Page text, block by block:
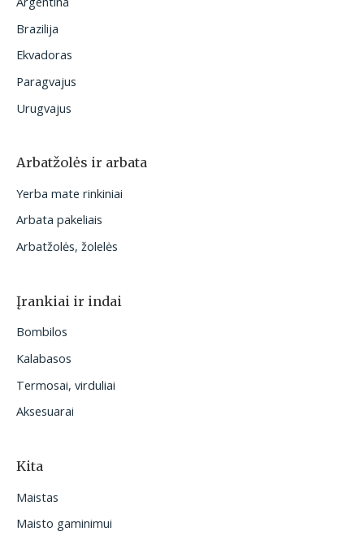
Brazilija
Ekvadoras
Paragvajus
Urugvajus
Arbatžolės ir arbata
Yerba mate rinkiniai
Arbata pakeliais
Arbatžolės, žolelės
Įrankiai ir indai
Bombilos
Kalabasos
Termosai, virduliai
Aksesuarai
Kita
Maistas
Maisto gaminimui